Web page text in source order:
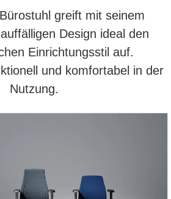
greift mit seinem
Design ideal den
Einrichtungsstil auf.
und komfortabel in der
Nutzung.